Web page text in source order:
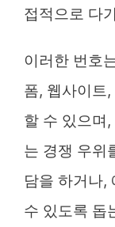
접적으로 다
이러한 번호
폼, 웹사이트
할 수 있으며
는 경쟁 우위
담을 하거나,
수 있도록 돕